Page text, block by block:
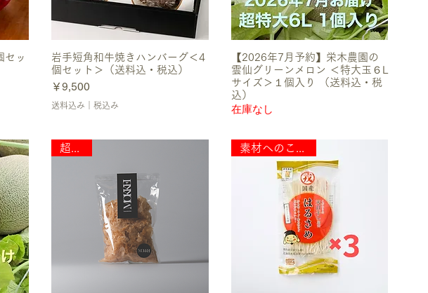
セッ
岩手短角和牛焼きハンバーグ＜4
個セット＞（送料込・税込）
価格
￥9,500
送料込み｜税込み
【2026年7月予約】栄木農園の
雲仙グリーンメロン ＜特大玉６L
サイズ＞１個入り （送料込・税
込）
在庫なし